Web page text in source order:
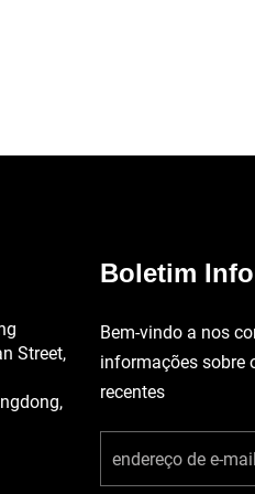
Street,
Boletim
Bem-vindo a nos
informações sobre
recentes